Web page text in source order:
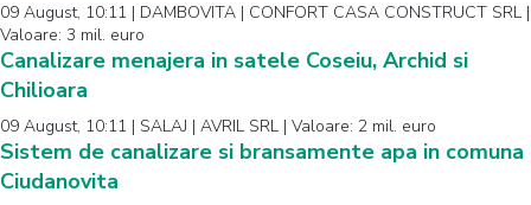
09 August, 10:11 | DAMBOVITA | CONFORT CASA CONSTRUCT SRL |
Valoare: 3 mil. euro
Canalizare menajera in satele Coseiu, Archid si
Chilioara
09 August, 10:11 | SALAJ | AVRIL SRL | Valoare: 2 mil. euro
Sistem de canalizare si bransamente apa in comuna
Ciudanovita